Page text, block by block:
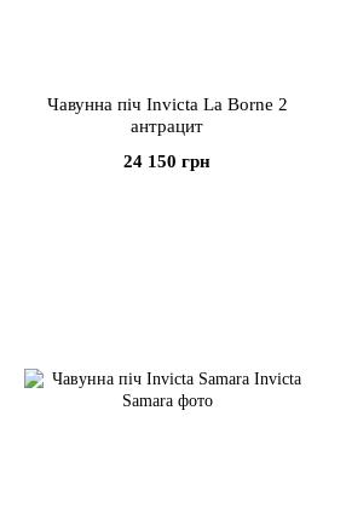
Чавунна піч Invicta La Borne 2
антрацит
24 150 грн